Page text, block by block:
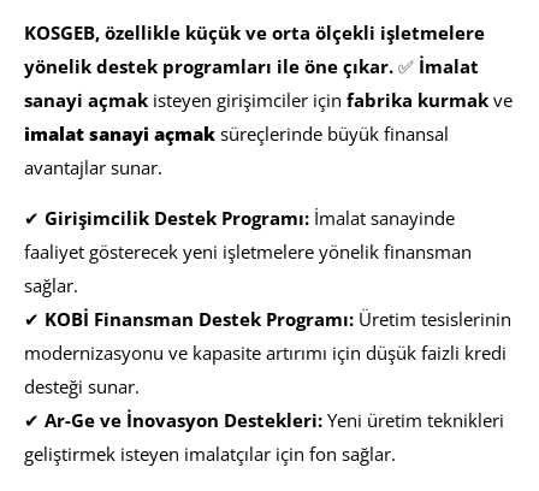
KOSGEB, özellikle küçük ve orta ölçekli işletmelere
yönelik destek programları ile öne çıkar. ✅ İmalat
sanayi açmak isteyen girişimciler için fabrika kurmak ve
imalat sanayi açmak süreçlerinde büyük finansal
avantajlar sunar.
✔ Girişimcilik Destek Programı: İmalat sanayinde
faaliyet gösterecek yeni işletmelere yönelik finansman
sağlar.
✔ KOBİ Finansman Destek Programı: Üretim tesislerinin
modernizasyonu ve kapasite artırımı için düşük faizli kredi
desteği sunar.
✔ Ar-Ge ve İnovasyon Destekleri: Yeni üretim teknikleri
geliştirmek isteyen imalatçılar için fon sağlar.